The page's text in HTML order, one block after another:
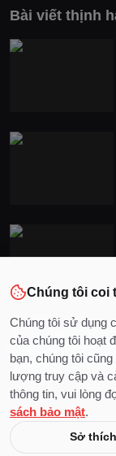
Bài viết thịnh
© 2020
Chúng tôi coi
Chúng tôi sử dụng
của chúng tôi hoạt
bạn, chúng tôi
lượng truy cập và
thông tin, vui lòng
sách bảo mật.
Sở thích